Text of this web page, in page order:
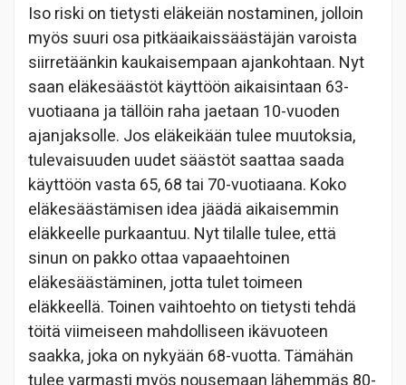
Iso riski on tietysti eläkeiän nostaminen, jolloin
myös suuri osa pitkäaikaissäästäjän varoista
siirretäänkin kaukaisempaan ajankohtaan. Nyt
saan eläkesäästöt käyttöön aikaisintaan 63-
vuotiaana ja tällöin raha jaetaan 10-vuoden
ajanjaksolle. Jos eläkeikään tulee muutoksia,
tulevaisuuden uudet säästöt saattaa saada
käyttöön vasta 65, 68 tai 70-vuotiaana. Koko
eläkesäästämisen idea jäädä aikaisemmin
eläkkeelle purkaantuu. Nyt tilalle tulee, että
sinun on pakko ottaa vapaaehtoinen
eläkesäästäminen, jotta tulet toimeen
eläkkeellä. Toinen vaihtoehto on tietysti tehdä
töitä viimeiseen mahdolliseen ikävuoteen
saakka, joka on nykyään 68-vuotta. Tämähän